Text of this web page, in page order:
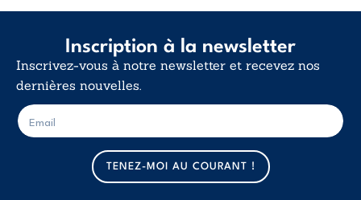
Inscription à la newsletter
Inscrivez-vous à notre newsletter et recevez nos
dernières nouvelles.
m
a
i
l
E
-
m
TENEZ-MOI AU COURANT !